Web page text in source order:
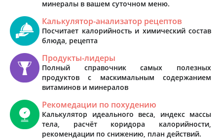
минералы в вашем суточном меню.
Калькулятор-анализатор рецептов
Посчитает калорийность и химический состав
блюда, рецепта
Продукты-лидеры
Полный справочник самых полезных
продуктов с маскимальным содержанием
витаминов и минералов
Рекомедации по похудению
Калькулятор идеального веса, индекс массы
тела, расчёт коридора калорийности,
рекомендации по снижению, план действий.